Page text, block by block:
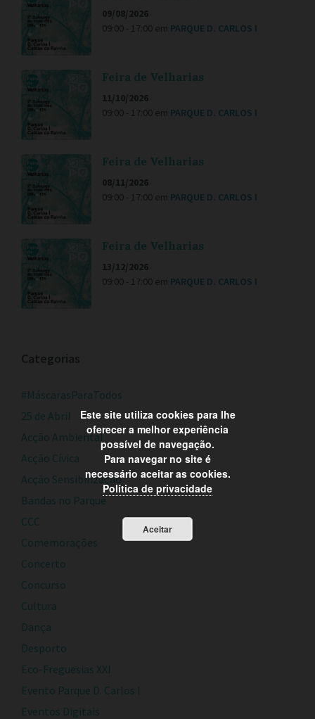
09/08/2026
09:00 - 17:00 em PARQUE D. CARLOS I
Feira de Velharias
11/10/2026
09:00 - 17:00 em PARQUE D. CARLOS I
Feira de Velharias
08/11/2026
09:00 - 17:00 em PARQUE D. CARLOS I
Feira de Velharias
13/12/2026
09:00 - 17:00 em PARQUE D. CARLOS I
Categorias
#MáscarasParaTodos
25 de Abril
Acção Ambiental
Acção Cívica
Acção Sensibilização
Bandas no Parque
CCC
Comemorações
Concerto
Concurso
Cultura
Dança
Desporto
Eco-Freguesias XXI
Evento Parque D. Carlos I
Eventos Digitais
Este site utiliza cookies para lhe
oferecer a melhor experiência
possível de navegação.
Para navegar no site é
necessário aceitar as cookies.
Política de privacidade
Aceitar